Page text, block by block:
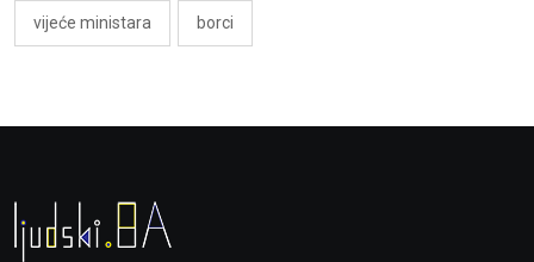
vijeće ministara borci